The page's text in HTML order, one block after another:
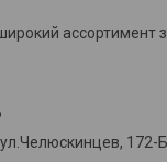
ассортимент
172-Б.